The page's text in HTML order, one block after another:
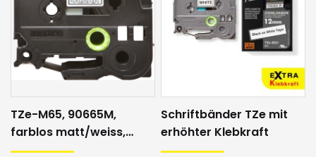
TZe-M65, 90665M,
farblos matt/weiss,
36mm, Schriftband
Schriftbänder TZe mit
erhöhter Klebkraft